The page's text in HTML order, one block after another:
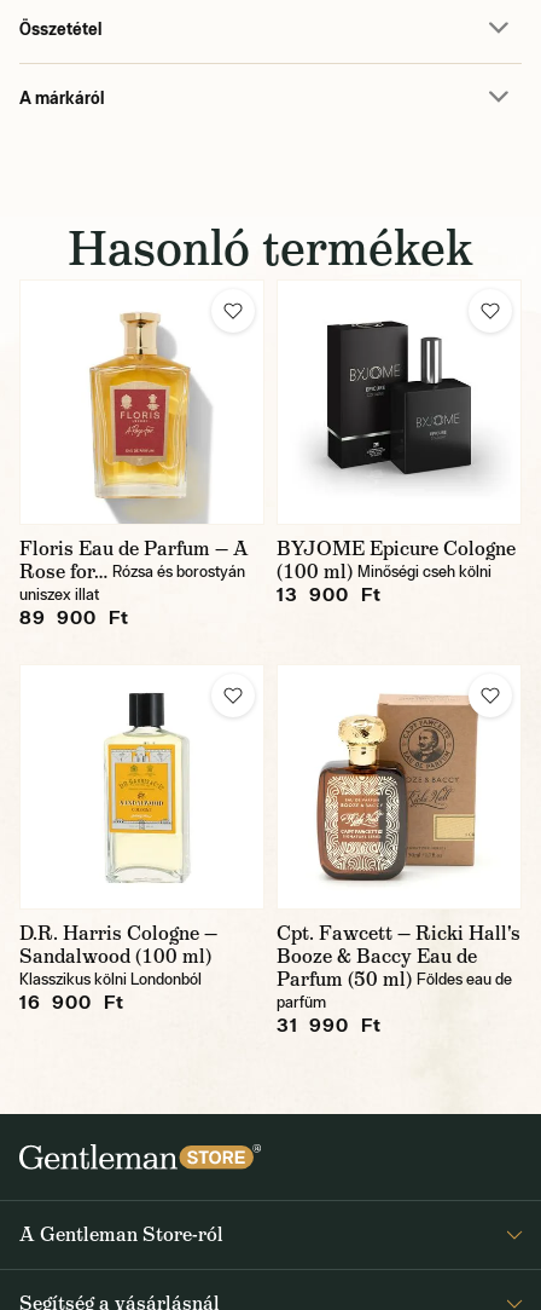
Összetétel
A márkáról
Hasonló termékek
Floris Eau de Parfum — A
Rose for… Rózsa és borostyán
uniszex illat
89 900 Ft
BYJOME Epicure Cologne
(100 ml) Minőségi cseh kölni
13 900 Ft
D.R. Harris Cologne —
Sandalwood (100 ml)
Klasszikus kölni Londonból
16 900 Ft
Cpt. Fawcett — Ricki Hall's
Booze & Baccy Eau de
Parfum (50 ml) Földes eau de
parfüm
31 990 Ft
A Gentleman Store-ról
Segítség a vásárlásnál